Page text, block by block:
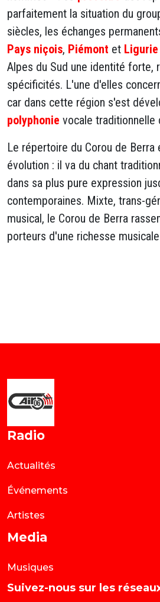
parfaitement la situation du
siècles, les échanges
Pays niçois, Piémont et Ligurie
Alpes du Sud une identité forte,
spécificités. L'une d'elles
car dans cette région s'est
polyphonie vocale traditionnelle
Le répertoire du Corou de Berra
évolution : il va du chant
dans sa plus pure expression
contemporaines. Mixte, trans-
musical, le Corou de Berra
porteurs d'une richesse
Radio
Actualités
Événements
Artistes
Media
Musiques
Suivez-nous sur les